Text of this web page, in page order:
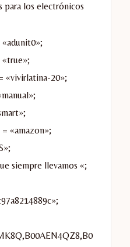
para los electrónicos
«adunit0»;
«true»;
«vivirlatina-20»;
«amazon»;
siempre llevamos «;